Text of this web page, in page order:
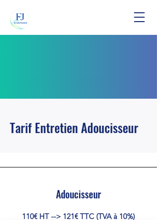
Tarif Entretien Adoucisseur
Adoucisseur
110€ HT --> 121€ TTC (TVA à 10%)